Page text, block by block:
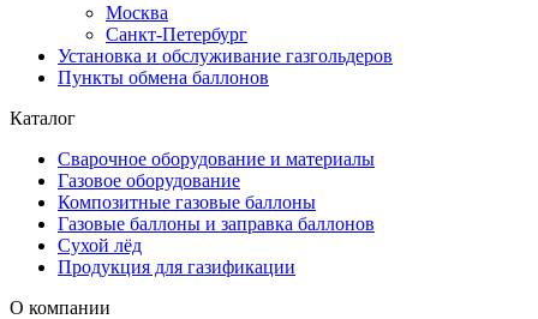
Москва
Санкт-Петербург
Установка и обслуживание газгольдеров
Пункты обмена баллонов
Каталог
Сварочное оборудование и материалы
Газовое оборудование
Композитные газовые баллоны
Газовые баллоны и заправка баллонов
Сухой лёд
Продукция для газификации
О компании